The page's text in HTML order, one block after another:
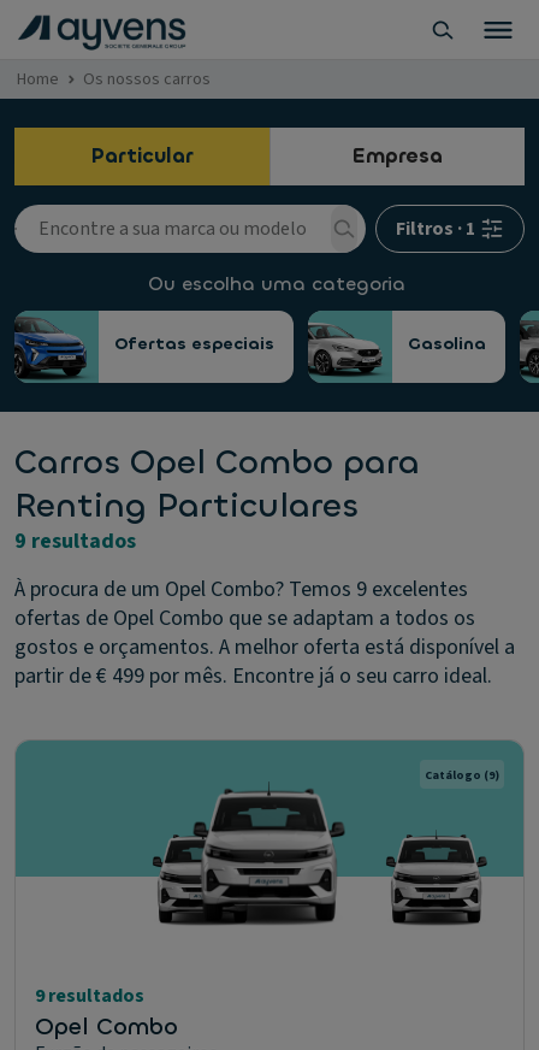
Home Os nossos carros
Particular Empresa
Filtros ·1
Ou escolha uma categoria
Ofertas especiais Gasolina
Carros Opel Combo para
Renting Particulares
9 resultados
À procura de um Opel Combo? Temos 9 excelentes
ofertas de Opel Combo que se adaptam a todos os
gostos e orçamentos. A melhor oferta está disponível a
partir de € 499 por mês. Encontre já o seu carro ideal.
Catálogo (9)
9 resultados
Opel Combo